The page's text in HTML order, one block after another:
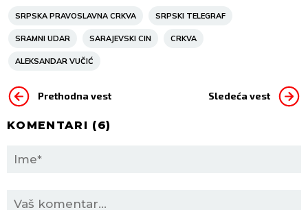
SRPSKA PRAVOSLAVNA CRKVA SRPSKI TELEGRAF
SRAMNI UDAR SARAJEVSKI CIN CRKVA
ALEKSANDAR VUČIĆ
Prethodna vest Sledeća vest
KOMENTARI (6)